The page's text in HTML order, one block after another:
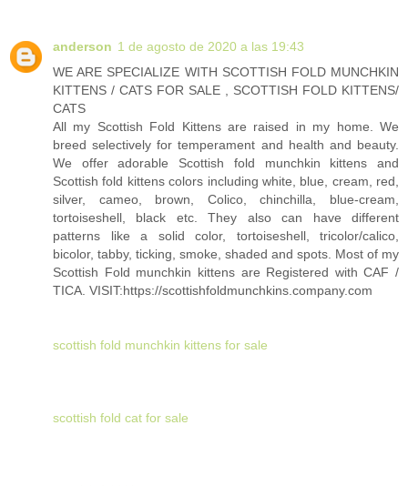
anderson 1 de agosto de 2020 a las 19:43
WE ARE SPECIALIZE WITH SCOTTISH FOLD MUNCHKIN
KITTENS / CATS FOR SALE , SCOTTISH FOLD KITTENS/
CATS
All my Scottish Fold Kittens are raised in my home. We
breed selectively for temperament and health and beauty.
We offer adorable Scottish fold munchkin kittens and
Scottish fold kittens colors including white, blue, cream, red,
silver, cameo, brown, Colico, chinchilla, blue-cream,
tortoiseshell, black etc. They also can have different
patterns like a solid color, tortoiseshell, tricolor/calico,
bicolor, tabby, ticking, smoke, shaded and spots. Most of my
Scottish Fold munchkin kittens are Registered with CAF /
TICA. VISIT:https://scottishfoldmunchkins.company.com
scottish fold munchkin kittens for sale
scottish fold cat for sale